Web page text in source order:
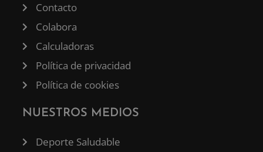
Contacto
Colabora
Calculadoras
Política de privacidad
Política de cookies
NUESTROS MEDIOS
Deporte Saludable